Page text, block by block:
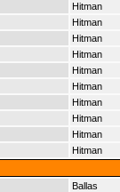
Hitman
Hitman
Hitman
Hitman
Hitman
Hitman
Hitman
Hitman
Hitman
Hitman
Ballas